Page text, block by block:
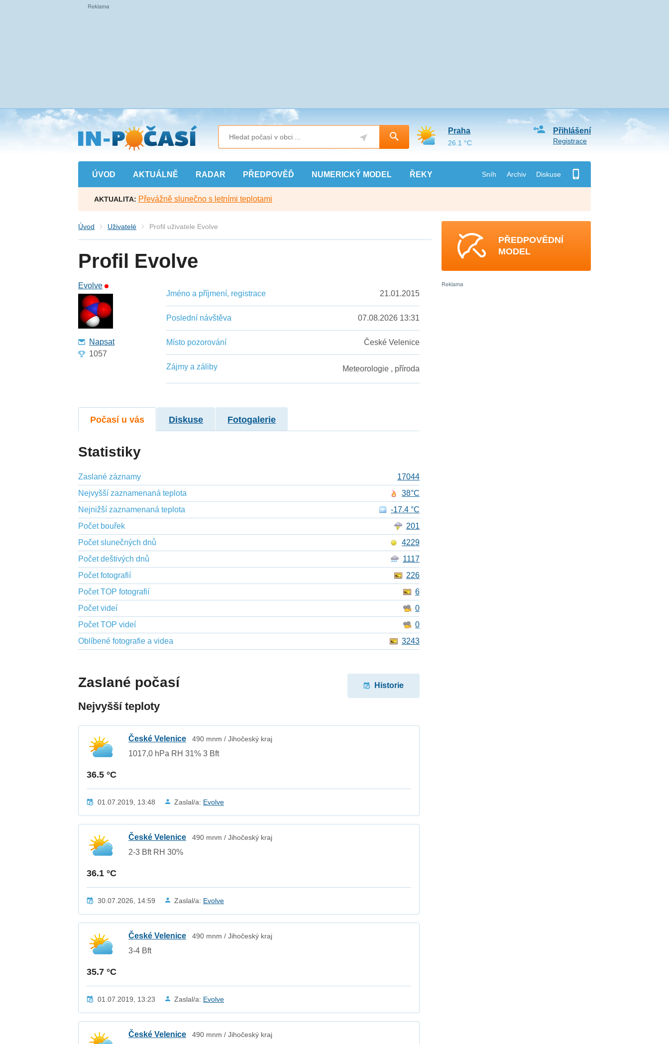
Přejít
na
hlavní
obsah
ÚVOD AKTUÁLNĚ RADAR PŘEDPOVĚĎ NUMERICKÝ MODEL ŘEKY Sníh Archiv Diskuse
Přihlášení
Registrace
Praha
26.1 °C
AKTUALITA: Převážně slunečno s letními teplotami
Úvod Uživatelé Profil uživatele Evolve
Profil Evolve
Evolve
Napsat
1057
Jméno a příjmení, registrace 21.01.2015
Poslední návštěva 07.08.2026 13:31
Místo pozorování České Velenice
Zájmy a záliby Meteorologie , příroda
Počasí u vás Diskuse Fotogalerie
Statistiky
Zaslané záznamy
17044
Nejvyšší zaznamenaná teplota
38°C
Nejnižší zaznamenaná teplota
-17.4 °C
Počet bouřek
201
Počet slunečných dnů
4229
Počet deštivých dnů
1117
Počet fotografií
226
Počet TOP fotografií
6
Počet videí
0
Počet TOP videí
0
Oblíbené fotografie a videa
3243
Zaslané počasí
Nejvyšší teploty
Historie
36.5 °C
České Velenice 490 mnm / Jihočeský kraj
1017,0 hPa RH 31% 3 Bft
01.07.2019, 13:48 Zaslal/a: Evolve
36.1 °C
České Velenice 490 mnm / Jihočeský kraj
2-3 Bft RH 30%
30.07.2026, 14:59 Zaslal/a: Evolve
35.7 °C
České Velenice 490 mnm / Jihočeský kraj
3-4 Bft
01.07.2019, 13:23 Zaslal/a: Evolve
České Velenice 490 mnm / Jihočeský kraj
PŘEDPOVĚDNÍ
MODEL